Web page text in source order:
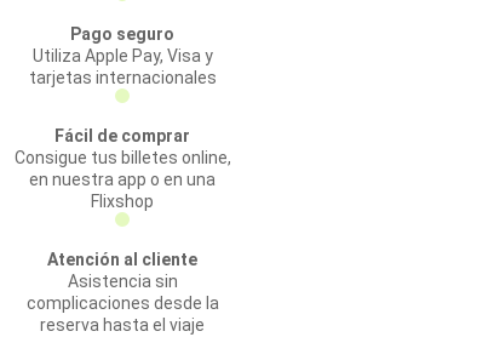
Pago seguro
Utiliza Apple Pay, Visa y
tarjetas internacionales
Fácil de comprar
Consigue tus billetes online,
en nuestra app o en una
Flixshop
Atención al cliente
Asistencia sin
complicaciones desde la
reserva hasta el viaje